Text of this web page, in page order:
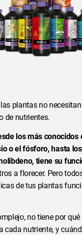
plantas no
de nutrientes.
los más conocidos
o el fósforo, hasta
tiene su
a florecer. Pero
de tus plantas
no tiene por qué
cada nutriente, y